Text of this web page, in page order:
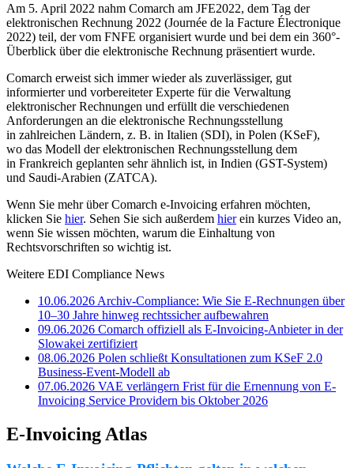
Am 5. April 2022 nahm Comarch am JFE2022, dem Tag der
elektronischen Rechnung 2022 (Journée de la Facture Électronique
2022) teil, der vom FNFE organisiert wurde und bei dem ein 360°-
Überblick über die elektronische Rechnung präsentiert wurde.
Comarch erweist sich immer wieder als zuverlässiger, gut
informierter und vorbereiteter Experte für die Verwaltung
elektronischer Rechnungen und erfüllt die verschiedenen
Anforderungen an die elektronische Rechnungsstellung
in zahlreichen Ländern, z. B. in Italien (SDI), in Polen (KSeF),
wo das Modell der elektronischen Rechnungsstellung dem
in Frankreich geplanten sehr ähnlich ist, in Indien (GST-System)
und Saudi-Arabien (ZATCA).
Wenn Sie mehr über Comarch e-Invoicing erfahren möchten,
klicken Sie hier. Sehen Sie sich außerdem hierein kurzes Video an,
wenn Sie wissen möchten, warum die Einhaltung von
Rechtsvorschriften so wichtig ist.
Weitere EDI Compliance News
10.06.2026 Archiv-Compliance: Wie Sie E-Rechnungen über
10–30 Jahre hinweg rechtssicher aufbewahren
09.06.2026 Comarch offiziell als E-Invoicing-Anbieter in der
Slowakei zertifiziert
08.06.2026 Polen schließt Konsultationen zum KSeF 2.0
Business-Event-Modell ab
07.06.2026 VAE verlängern Frist für die Ernennung von E-
Invoicing Service Providern bis Oktober 2026
E-Invoicing Atlas